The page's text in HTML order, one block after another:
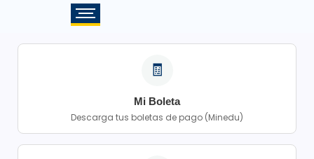
🧾
Mi Boleta
Descarga tus boletas de pago (Minedu)